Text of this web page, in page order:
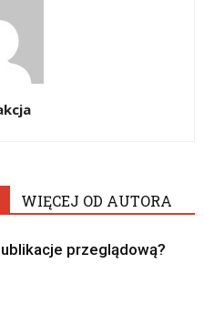
WIĘCEJ OD AUTORA
przeglądową?